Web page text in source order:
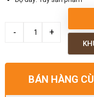
BÁN HÀNG